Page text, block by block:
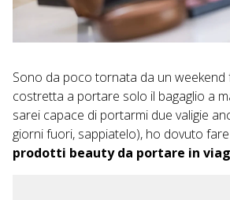
Sono da poco tornata da un
costretta a portare solo il bagaglio a
sarei capace di portarmi due valigie
giorni fuori, sappiatelo), ho dovuto
prodotti beauty da portare in